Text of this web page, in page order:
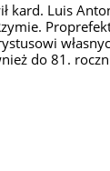
kard. Luis
do 81.